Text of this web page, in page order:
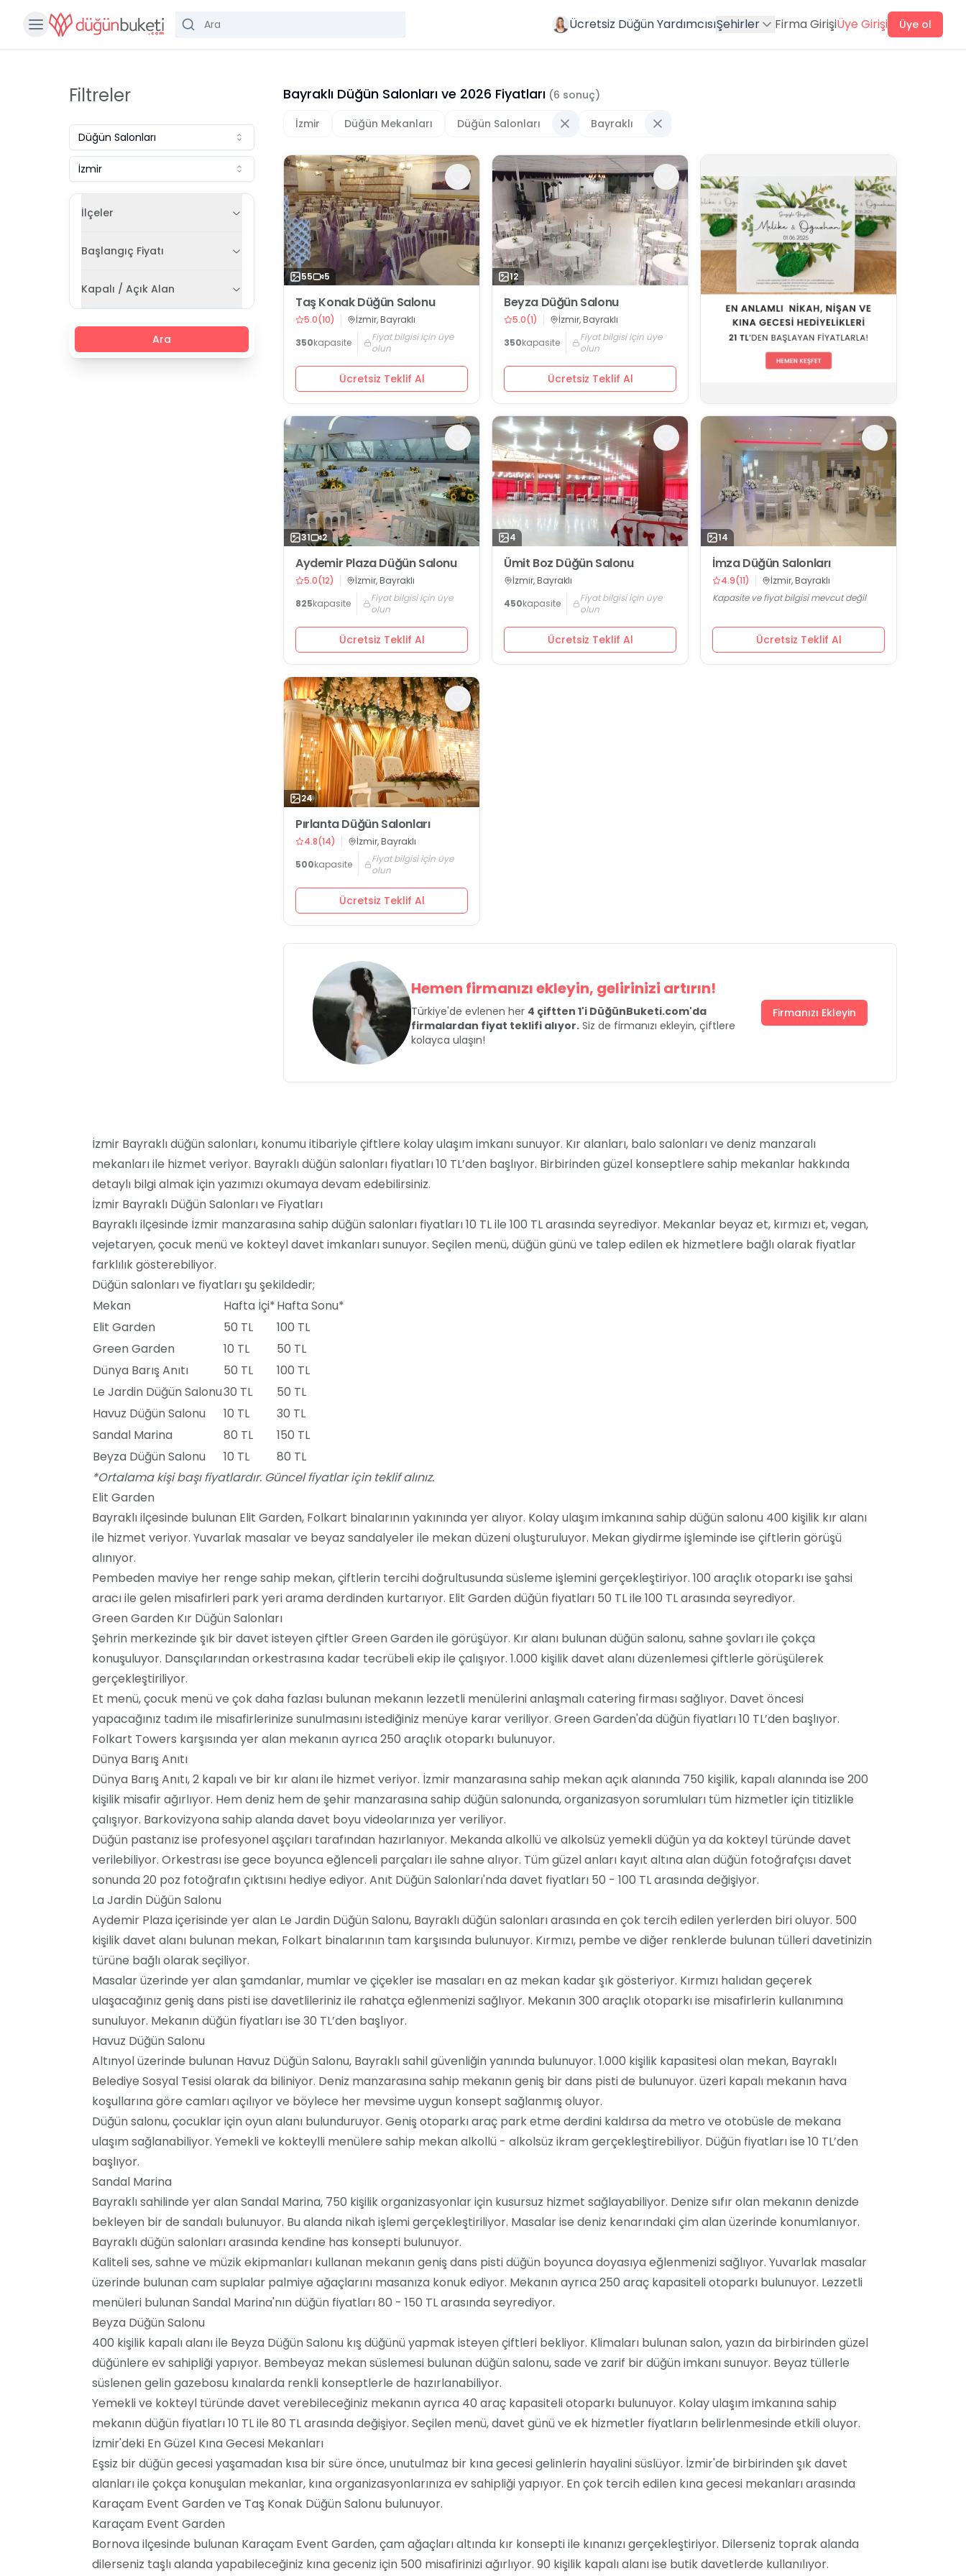
Ücretsiz Düğün YardımcısıŞehirler Firma GirişiÜye Girişi Üye ol
Filtreler
Düğün Salonları
İzmir
İlçeler
Başlangıç Fiyatı
Kapalı / Açık Alan
Ara
Bayraklı Düğün Salonları ve 2026 Fiyatları (6 sonuç)
İzmir
Düğün Mekanları Düğün Salonları Bayraklı
55 5
Taş Konak Düğün Salonu
5.0(10)
İzmir, Bayraklı
350kapasite
Fiyat bilgisi için üye
olun
Ücretsiz Teklif Al
12
Beyza Düğün Salonu
5.0(1)
İzmir, Bayraklı
350kapasite
Fiyat bilgisi için üye
olun
Ücretsiz Teklif Al
31 2
Aydemir Plaza Düğün Salonu
5.0(12)
İzmir, Bayraklı
825kapasite
Fiyat bilgisi için üye
olun
Ücretsiz Teklif Al
4
Ümit Boz Düğün Salonu
İzmir, Bayraklı
450kapasite
Fiyat bilgisi için üye
olun
Ücretsiz Teklif Al
14
İmza Düğün Salonları
4.9(11)
İzmir, Bayraklı
Kapasite ve fiyat bilgisi mevcut değil
Ücretsiz Teklif Al
24
Pırlanta Düğün Salonları
4.8(14)
İzmir, Bayraklı
500kapasite
Fiyat bilgisi için üye
olun
Ücretsiz Teklif Al
Hemen firmanızı ekleyin, gelirinizi artırın!
Türkiye'de evlenen her 4 çiftten 1'i DüğünBuketi.com'da
firmalardan fiyat teklifi alıyor. Siz de firmanızı ekleyin, çiftlere
kolayca ulaşın!
Firmanızı Ekleyin
İzmir Bayraklı düğün salonları, konumu itibariyle çiftlere kolay ulaşım imkanı sunuyor. Kır alanları, balo salonları ve deniz manzaralı
mekanları ile hizmet veriyor. Bayraklı düğün salonları fiyatları 10 TL’den başlıyor. Birbirinden güzel konseptlere sahip mekanlar hakkında
detaylı bilgi almak için yazımızı okumaya devam edebilirsiniz.
İzmir Bayraklı Düğün Salonları ve Fiyatları
Bayraklı ilçesinde İzmir manzarasına sahip düğün salonları fiyatları 10 TL ile 100 TL arasında seyrediyor. Mekanlar beyaz et, kırmızı et, vegan,
vejetaryen, çocuk menü ve kokteyl davet imkanları sunuyor. Seçilen menü, düğün günü ve talep edilen ek hizmetlere bağlı olarak fiyatlar
farklılık gösterebiliyor.
Düğün salonları ve fiyatları şu şekildedir;
Mekan
Hafta İçi*Hafta Sonu*
Elit Garden
50 TL
100 TL
Green Garden
10 TL
50 TL
Dünya Barış Anıtı
50 TL
100 TL
Le Jardin Düğün Salonu30 TL
50 TL
Havuz Düğün Salonu
10 TL
30 TL
Sandal Marina
80 TL
150 TL
Beyza Düğün Salonu
10 TL
80 TL
*Ortalama kişi başı fiyatlardır. Güncel fiyatlar için teklif alınız.
Elit Garden
Bayraklı ilçesinde bulunan Elit Garden, Folkart binalarının yakınında yer alıyor. Kolay ulaşım imkanına sahip düğün salonu 400 kişilik kır alanı
ile hizmet veriyor. Yuvarlak masalar ve beyaz sandalyeler ile mekan düzeni oluşturuluyor. Mekan giydirme işleminde ise çiftlerin görüşü
alınıyor.
Pembeden maviye her renge sahip mekan, çiftlerin tercihi doğrultusunda süsleme işlemini gerçekleştiriyor. 100 araçlık otoparkı ise şahsi
aracı ile gelen misafirleri park yeri arama derdinden kurtarıyor. Elit Garden düğün fiyatları 50 TL ile 100 TL arasında seyrediyor.
Green Garden Kır Düğün Salonları
Şehrin merkezinde şık bir davet isteyen çiftler Green Garden ile görüşüyor. Kır alanı bulunan düğün salonu, sahne şovları ile çokça
konuşuluyor. Dansçılarından orkestrasına kadar tecrübeli ekip ile çalışıyor. 1.000 kişilik davet alanı düzenlemesi çiftlerle görüşülerek
gerçekleştiriliyor.
Et menü, çocuk menü ve çok daha fazlası bulunan mekanın lezzetli menülerini anlaşmalı catering firması sağlıyor. Davet öncesi
yapacağınız tadım ile misafirlerinize sunulmasını istediğiniz menüye karar veriliyor. Green Garden'da düğün fiyatları 10 TL’den başlıyor.
Folkart Towers karşısında yer alan mekanın ayrıca 250 araçlık otoparkı bulunuyor.
Dünya Barış Anıtı
Dünya Barış Anıtı, 2 kapalı ve bir kır alanı ile hizmet veriyor. İzmir manzarasına sahip mekan açık alanında 750 kişilik, kapalı alanında ise 200
kişilik misafir ağırlıyor. Hem deniz hem de şehir manzarasına sahip düğün salonunda, organizasyon sorumluları tüm hizmetler için titizlikle
çalışıyor. Barkovizyona sahip alanda davet boyu videolarınıza yer veriliyor.
Düğün pastanız ise profesyonel aşçıları tarafından hazırlanıyor. Mekanda alkollü ve alkolsüz yemekli düğün ya da kokteyl türünde davet
verilebiliyor. Orkestrası ise gece boyunca eğlenceli parçaları ile sahne alıyor. Tüm güzel anları kayıt altına alan düğün fotoğrafçısı davet
sonunda 20 poz fotoğrafın çıktısını hediye ediyor. Anıt Düğün Salonları'nda davet fiyatları 50 - 100 TL arasında değişiyor.
La Jardin Düğün Salonu
Aydemir Plaza içerisinde yer alan Le Jardin Düğün Salonu, Bayraklı düğün salonları arasında en çok tercih edilen yerlerden biri oluyor. 500
kişilik davet alanı bulunan mekan, Folkart binalarının tam karşısında bulunuyor. Kırmızı, pembe ve diğer renklerde bulunan tülleri davetinizin
türüne bağlı olarak seçiliyor.
Masalar üzerinde yer alan şamdanlar, mumlar ve çiçekler ise masaları en az mekan kadar şık gösteriyor. Kırmızı halıdan geçerek
ulaşacağınız geniş dans pisti ise davetlileriniz ile rahatça eğlenmenizi sağlıyor. Mekanın 300 araçlık otoparkı ise misafirlerin kullanımına
sunuluyor. Mekanın düğün fiyatları ise 30 TL’den başlıyor.
Havuz Düğün Salonu
Altınyol üzerinde bulunan Havuz Düğün Salonu, Bayraklı sahil güvenliğin yanında bulunuyor. 1.000 kişilik kapasitesi olan mekan, Bayraklı
Belediye Sosyal Tesisi olarak da biliniyor. Deniz manzarasına sahip mekanın geniş bir dans pisti de bulunuyor. üzeri kapalı mekanın hava
koşullarına göre camları açılıyor ve böylece her mevsime uygun konsept sağlanmış oluyor.
Düğün salonu, çocuklar için oyun alanı bulunduruyor. Geniş otoparkı araç park etme derdini kaldırsa da metro ve otobüsle de mekana
ulaşım sağlanabiliyor. Yemekli ve kokteylli menülere sahip mekan alkollü - alkolsüz ikram gerçekleştirebiliyor. Düğün fiyatları ise 10 TL’den
başlıyor.
Sandal Marina
Bayraklı sahilinde yer alan Sandal Marina, 750 kişilik organizasyonlar için kusursuz hizmet sağlayabiliyor. Denize sıfır olan mekanın denizde
bekleyen bir de sandalı bulunuyor. Bu alanda nikah işlemi gerçekleştiriliyor. Masalar ise deniz kenarındaki çim alan üzerinde konumlanıyor.
Bayraklı düğün salonları arasında kendine has konsepti bulunuyor.
Kaliteli ses, sahne ve müzik ekipmanları kullanan mekanın geniş dans pisti düğün boyunca doyasıya eğlenmenizi sağlıyor. Yuvarlak masalar
üzerinde bulunan cam suplalar palmiye ağaçlarını masanıza konuk ediyor. Mekanın ayrıca 250 araç kapasiteli otoparkı bulunuyor. Lezzetli
menüleri bulunan Sandal Marina'nın düğün fiyatları 80 - 150 TL arasında seyrediyor.
Beyza Düğün Salonu
400 kişilik kapalı alanı ile Beyza Düğün Salonu kış düğünü yapmak isteyen çiftleri bekliyor. Klimaları bulunan salon, yazın da birbirinden güzel
düğünlere ev sahipliği yapıyor. Bembeyaz mekan süslemesi bulunan düğün salonu, sade ve zarif bir düğün imkanı sunuyor. Beyaz tüllerle
süslenen gelin gazebosu kınalarda renkli konseptlerle de hazırlanabiliyor.
Yemekli ve kokteyl türünde davet verebileceğiniz mekanın ayrıca 40 araç kapasiteli otoparkı bulunuyor. Kolay ulaşım imkanına sahip
mekanın düğün fiyatları 10 TL ile 80 TL arasında değişiyor. Seçilen menü, davet günü ve ek hizmetler fiyatların belirlenmesinde etkili oluyor.
İzmir'deki En Güzel Kına Gecesi Mekanları
Eşsiz bir düğün gecesi yaşamadan kısa bir süre önce, unutulmaz bir kına gecesi gelinlerin hayalini süslüyor. İzmir'de birbirinden şık davet
alanları ile çokça konuşulan mekanlar, kına organizasyonlarınıza ev sahipliği yapıyor. En çok tercih edilen kına gecesi mekanları arasında
Karaçam Event Garden ve Taş Konak Düğün Salonu bulunuyor.
Karaçam Event Garden
Bornova ilçesinde bulunan Karaçam Event Garden, çam ağaçları altında kır konsepti ile kınanızı gerçekleştiriyor. Dilerseniz toprak alanda
dilerseniz taşlı alanda yapabileceğiniz kına geceniz için 500 misafirinizi ağırlıyor. 90 kişilik kapalı alanı ise butik davetlerde kullanılıyor.